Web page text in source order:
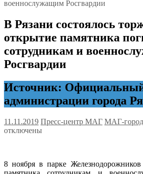
военнослужащим Росгвардии
В Рязани состоялось
открытие памятника
сотрудникам и
Росгвардии
Источник:
администрации города
11.11.2019 Пресс-центр МАГ МАГ-
отключены
8 ноября в парке Железнодорожников